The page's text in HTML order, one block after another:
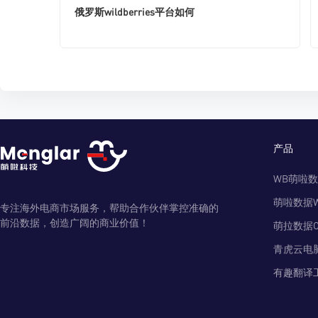
俄罗斯wildberries平台如何
专注海外电商市场服务，帮助合作伙伴掌控准确的
前沿数据，创造广阔的商业价值！
产品
WB萌啦
萌啦数据
萌拉数据
青虎云电
有趣翻译